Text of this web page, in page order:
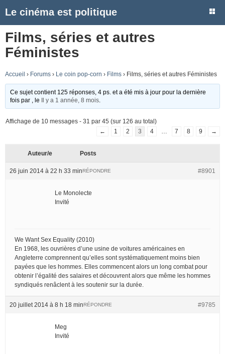
Le cinéma est politique
Films, séries et autres
Féministes
Accueil › Forums › Le coin pop-corn › Films › Films, séries et autres Féministes
Ce sujet contient 125 réponses, 4 ps. et a été mis à jour pour la dernière
fois par
, le Il y a 1 année, 8 mois
Affichage de 10 messages - 31 par 45 (sur 126 au total)
←
1 2 3 4 7 8 9 →
Auteur/e Posts
26 juin 2014 à 22 h 33 min #8901
RÉPONDRE
Le Monolecte
Invité
We Want Sex Equality (2010)
En 1968, les ouvrières d’une usine de voitures américaines en
Angleterre comprennent qu’elles sont systématiquement moins bien
payées que les hommes. Elles commencent alors un long combat pour
obtenir l’égalité des salaires et découvrent alors que même les hommes
syndiqués renâclent à les soutenir sur la durée.
20 juillet 2014 à 8 h 18 min #9785
RÉPONDRE
Meg
Invité